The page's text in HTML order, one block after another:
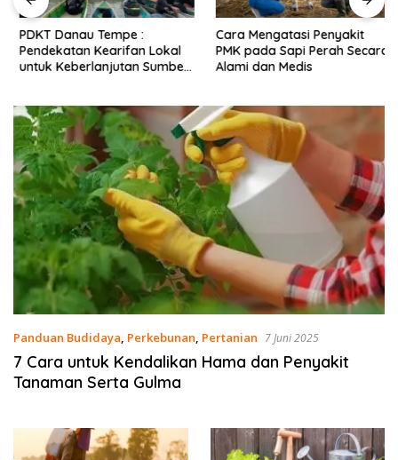
PDKT Danau Tempe :
Pendekatan Kearifan Lokal
untuk Keberlanjutan Sumber
Cara Mengatasi Penyakit
PMK pada Sapi Perah Secara
Alami dan Medis
Panduan Budidaya, Perkebunan, Pertanian 7 Juni 2025
7 Cara untuk Kendalikan Hama dan Penyakit
Tanaman Serta Gulma